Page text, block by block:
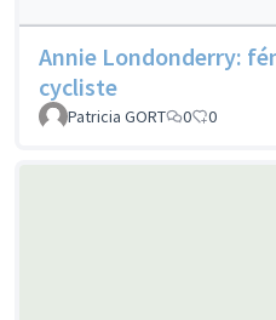
Annie Londonderry:
cycliste
Patricia GORT 0 0